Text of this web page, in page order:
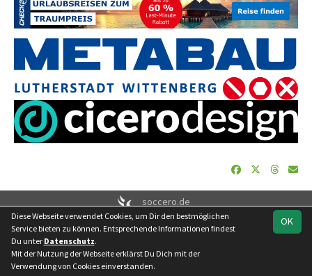
soccero.de
© 2006 - 2026
Besucherstatistik Geburtstage Impressum
Datenschutz
Kontakt
OK
Diese Webseite verwendet Cookies, um Dir den bestmöglichen
Service bieten zu können. Entsprechende Informationen findest
Du unter Datenschutz.
Mit der Nutzung der Webseite erklärst Du Dich mit der
Verwendung von Cookies einverstanden.